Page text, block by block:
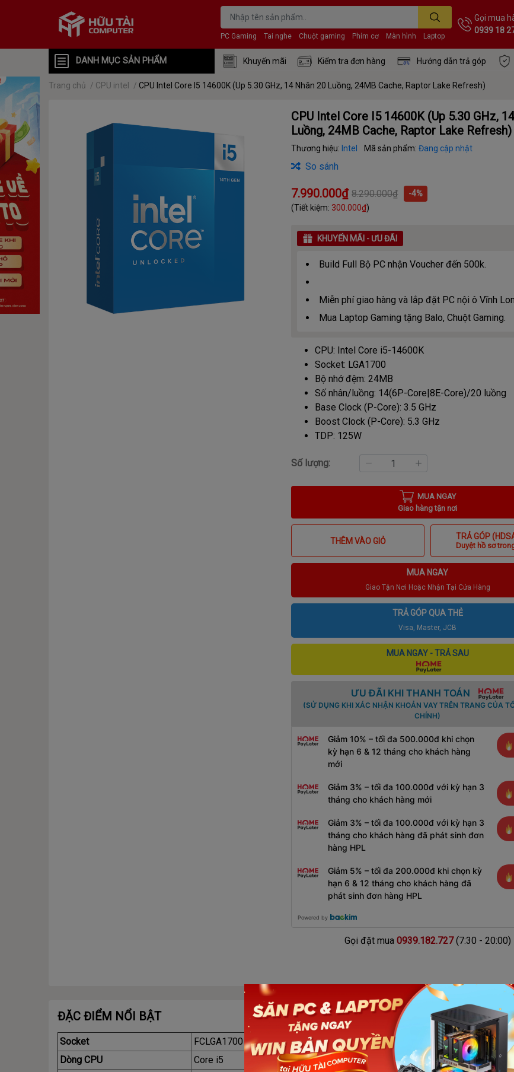
PC Gaming Tai nghe Chuột gaming Phím cơ Màn hình Laptop
Gọi mua
0939 18
DANH MỤC SẢN PHẨM Khuyến mãi Kiểm tra đơn hàng Hướng dẫn trả góp
Trang chủ / CPU intel / CPU Intel Core I5 14600K (Up 5.30 GHz, 14 Nhân 20 Luồng, 24MB Cache, Raptor Lake Refresh)
CPU Intel Core I5 14600K (Up 5.30 GHz,
Luồng, 24MB Cache, Raptor Lake Refresh)
Thương hiệu: Intel Mã sản phẩm:Đang cập nhật
So sánh
7.990.000₫ 8.290.000₫
-4%
(Tiết kiệm: 300.000₫)
KHUYẾN MÃI - ƯU ĐÃI
Build Full Bộ PC nhận Voucher đến 500k.
Miễn phí giao hàng và lắp đặt PC nội ô Vĩnh
Mua Laptop Gaming tặng Balo, Chuột Gaming.
CPU: Intel Core i5-14600K
Socket: LGA1700
Bộ nhớ đệm: 24MB
Số nhân/luồng: 14(6P-Core|8E-Core)/20 luồng
Base Clock (P-Core): 3.5 GHz
Boost Clock (P-Core): 5.3 GHz
TDP: 125W
Số lượng:
MUA NGAY
Giao hàng tận nơi
THÊM VÀO GIỎ TRẢ GÓP
Duyệt hồ sơ
MUA NGAY
Giao Tận Nơi Hoặc Nhận Tại Cửa Hàng
TRẢ GÓP QUA THẺ
Visa, Master, JCB
MUA NGAY - TRẢ SAU
ƯU ĐÃI KHI THANH TOÁN
(SỬ DỤNG KHI XÁC NHẬN KHOẢN VAY TRÊN TRANG CỦA
CHÍNH)
Giảm 10% – tối đa 500.000đ khi chọn
kỳ hạn 6 & 12 tháng cho khách hàng
mới
Giảm 3% – tối đa 100.000đ với kỳ hạn 3
tháng cho khách hàng mới
Giảm 3% – tối đa 100.000đ với kỳ hạn 3
tháng cho khách hàng đã phát sinh đơn
hàng HPL
Giảm 5% – tối đa 200.000đ khi chọn kỳ
hạn 6 & 12 tháng cho khách hàng đã
phát sinh đơn hàng HPL
Powered by
Gọi đặt mua 0939.182.727(7:30 - 20:00)
ĐẶC ĐIỂM NỔI BẬT
Socket
FCLGA1700
Dòng CPU
Core i5